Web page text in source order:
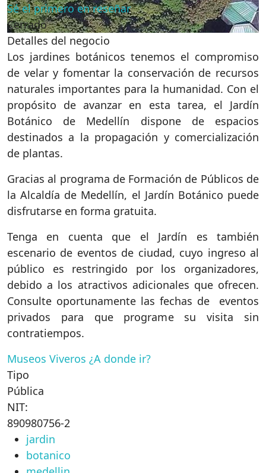
Sé el primero en reseñar
Cerrado
Detalles del negocio
Los jardines botánicos tenemos el compromiso
de velar y fomentar la conservación de recursos
naturales importantes para la humanidad. Con el
propósito de avanzar en esta tarea, el Jardín
Botánico de Medellín dispone de espacios
destinados a la propagación y comercialización
de plantas.
Gracias al programa de Formación de Públicos de
la Alcaldía de Medellín, el Jardín Botánico puede
disfrutarse en forma gratuita.
Tenga en cuenta que el Jardín es también
escenario de eventos de ciudad, cuyo ingreso al
público es restringido por los organizadores,
debido a los atractivos adicionales que ofrecen.
Consulte oportunamente las fechas de eventos
privados para que programe su visita sin
contratiempos.
Museos Viveros ¿A donde ir?
Tipo
Pública
NIT:
890980756-2
jardin
botanico